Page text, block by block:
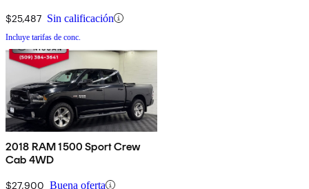
$25,487 Sin calificación
Incluye tarifas de conc.
2018 RAM 1500 Sport Crew
Cab 4WD
$27,900 Buena oferta